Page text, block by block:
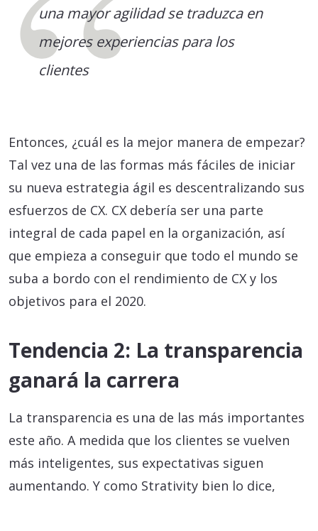
una mayor agilidad se traduzca en
mejores experiencias para los
clientes
Entonces, ¿cuál es la mejor manera de empezar?
Tal vez una de las formas más fáciles de iniciar
su nueva estrategia ágil es descentralizando sus
esfuerzos de CX. CX debería ser una parte
integral de cada papel en la organización, así
que empieza a conseguir que todo el mundo se
suba a bordo con el rendimiento de CX y los
objetivos para el 2020.
Tendencia 2: La transparencia
ganará la carrera
La transparencia es una de las más importantes
este año. A medida que los clientes se vuelven
más inteligentes, sus expectativas siguen
aumentando. Y como Strativity bien lo dice,